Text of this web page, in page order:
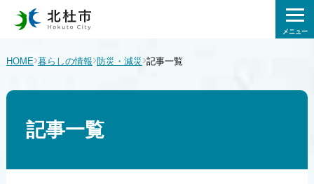
メニュー
HOME›暮らしの情報›防災・減災 ›記事一覧
記事一覧